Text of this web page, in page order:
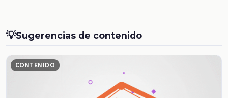
💡Sugerencias de contenido
CONTENIDO